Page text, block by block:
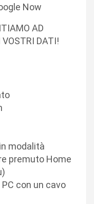
Now
AD
VOSTRI DATI!
modalità
premuto Home
con un cavo